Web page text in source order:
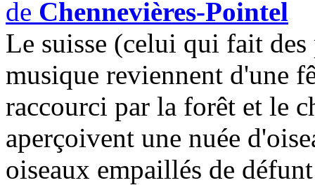
de Chennevières-Pointel
Le suisse (celui qui fait
musique reviennent d'une
raccourci par la forêt et le
aperçoivent une nuée
oiseaux empaillés de